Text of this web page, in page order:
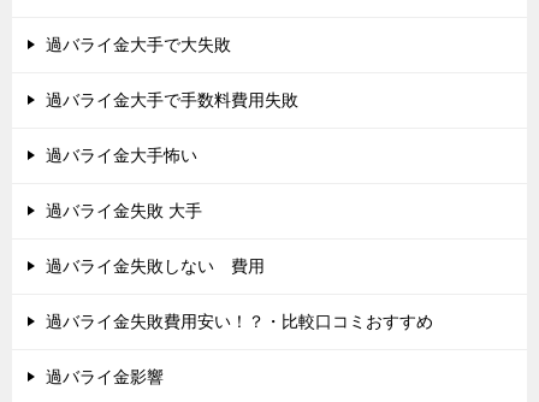
過バライ金大手で大失敗
過バライ金大手で手数料費用失敗
過バライ金大手怖い
過バライ金失敗 大手
過バライ金失敗しない 費用
過バライ金失敗費用安い！？・比較口コミおすすめ
過バライ金影響